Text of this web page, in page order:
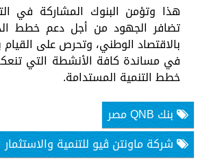
هذا وتؤمن البنوك المشاركة في
تضافر الجهود من أجل دعم خطط
بالاقتصاد الوطني، وتحرص على القيام
في مساندة كافة الأنشطة التي
خطط التنمية المستدامة.
بنك QNB مصر
شركة ماونتن ڤيو للتنمية والاستثمار